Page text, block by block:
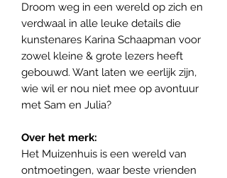
Droom weg in een wereld op zich en
verdwaal in alle leuke details die
kunstenares Karina Schaapman voor
zowel kleine & grote lezers heeft
gebouwd. Want laten we eerlijk zijn,
wie wil er nou niet mee op avontuur
met Sam en Julia?
Over het merk:
Het Muizenhuis is een wereld van
ontmoetingen, waar beste vrienden